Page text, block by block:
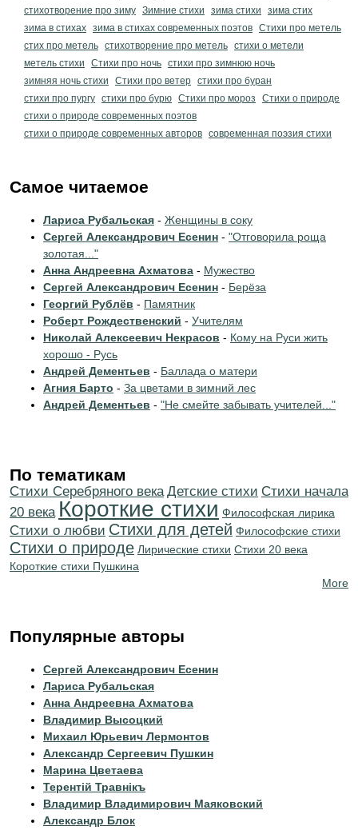
стихотворение про зиму Зимние стихи зима стихи
зима стих
зима в стихах зима в стихах современных поэтов Стихи про метель
стих про метель стихотворение про метель стихи о метели
метель стихи
Стихи про ночь стихи про зимнюю ночь
зимняя ночь стихи
Стихи про ветер стихи про буран
стихи про пургу стихи про бурю Стихи про мороз
Стихи о природе
стихи о природе современных поэтов
стихи о природе современных авторов современная поэзия стихи
Самое читаемое
Лариса Рубальская - Женщины в соку
Сергей Александрович Есенин - "Отговорила роща
золотая..."
Анна Андреевна Ахматова - Мужество
Сергей Александрович Есенин - Берёза
Георгий Рублёв - Памятник
Роберт Рождественский - Учителям
Николай Алексеевич Некрасов - Кому на Руси жить
хорошо - Русь
Андрей Дементьев - Баллада о матери
Агния Барто - За цветами в зимний лес
Андрей Дементьев - "Не смейте забывать учителей..."
По тематикам
Cтихи Серебряного века Детские стихи Cтихи начала
20 века Короткие стихи Философская лирика
Стихи о любви Стихи для детей Философские стихи
Стихи о природе Лирические стихи Стихи 20 века
Короткие стихи Пушкина
More
Популярные авторы
Сергей Александрович Есенин
Лариса Рубальская
Анна Андреевна Ахматова
Владимир Высоцкий
Михаил Юрьевич Лермонтов
Александр Сергеевич Пушкин
Марина Цветаева
Терентiй Травнiкъ
Владимир Владимирович Маяковский
Александр Блок